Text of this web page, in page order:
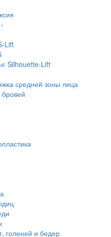
Lift
Silhouette-Lift
средней зоны лица
голеней и бедер